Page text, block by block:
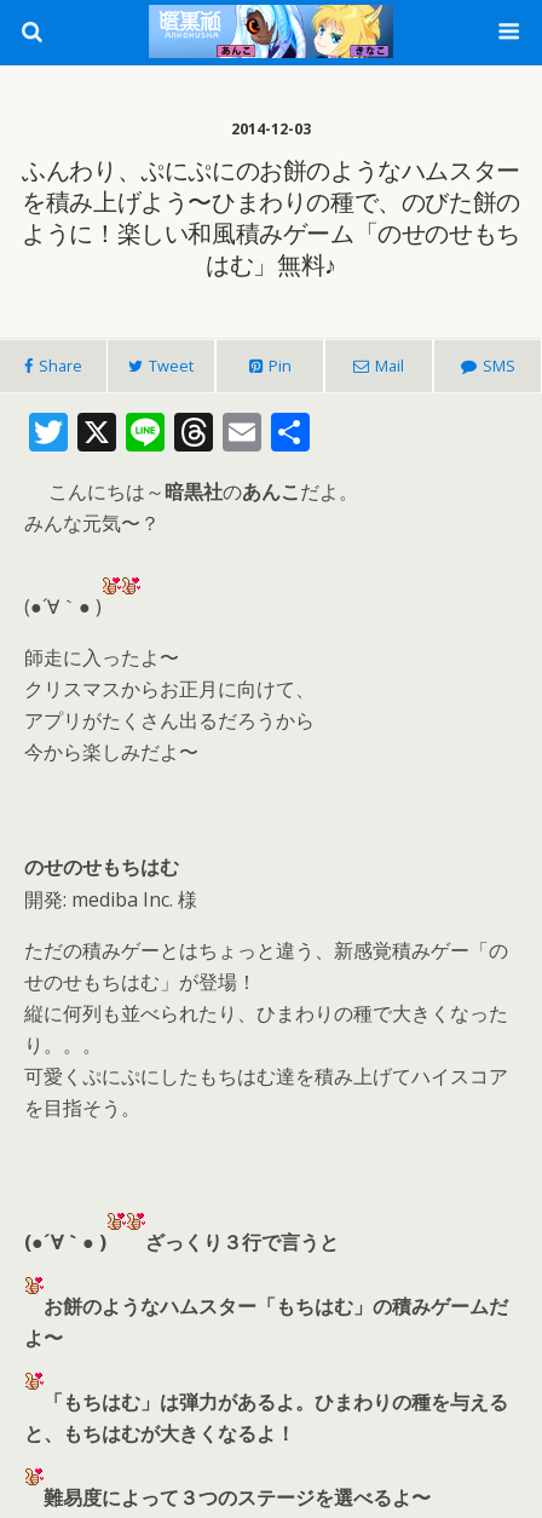
2014-12-03
ふんわり、ぷにぷにのお餅のようなハムスター
を積み上げよう〜ひまわりの種で、のびた餅の
ように！楽しい和風積みゲーム「のせのせもち
はむ」無料♪
Share Tweet Pin Mail SMS
T
w
itt
er
X Li
n
e
T
h
re
E
m
ai
有
こんにちは～暗黒社のあんこだよ。
みんな元気〜？
(●´∀｀● )
師走に入ったよ〜
クリスマスからお正月に向けて、
アプリがたくさん出るだろうから
今から楽しみだよ〜
のせのせもちはむ
開発: mediba Inc. 様
ただの積みゲーとはちょっと違う、新感覚積みゲー「の
せのせもちはむ」が登場！
縦に何列も並べられたり、ひまわりの種で大きくなった
り。。。
可愛くぷにぷにしたもちはむ達を積み上げてハイスコア
を目指そう。
(●´∀｀● ) ざっくり３行で言うと
お餅のようなハムスター「もちはむ」の積みゲームだ
よ〜
「もちはむ」は弾力があるよ。ひまわりの種を与える
と、もちはむが大きくなるよ！
難易度によって３つのステージを選べるよ〜